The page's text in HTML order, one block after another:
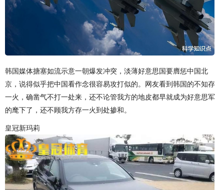
韩国媒体搪塞如流示意一朝爆发冲突，淡薄好意思国要膺惩中国北
京，说得似乎把中国看作念很容易攻打似的。网友看到韩国的不知存
一火，确凿气不打一处来，还不论管我方的地皮都早就成为好意思军
的麾下了，还不顾我方存一火到处掺和。
皇冠新玛莉